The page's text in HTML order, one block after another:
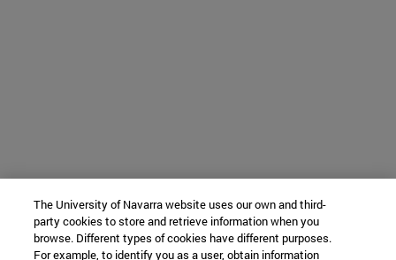
The University of Navarra website uses our own and third-
party cookies to store and retrieve information when you
browse. Different types of cookies have different purposes.
For example, to identify you as a user, obtain information